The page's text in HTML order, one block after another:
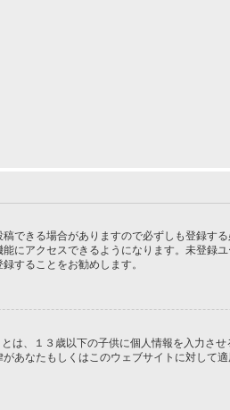
できる場合がありますので必ずしも登録
にアクセスできるようになります。未登録
することをお勧めします。
は、１３歳以下の子供に個人情報を入力
あなたもしくはこのウェブサイトに対し